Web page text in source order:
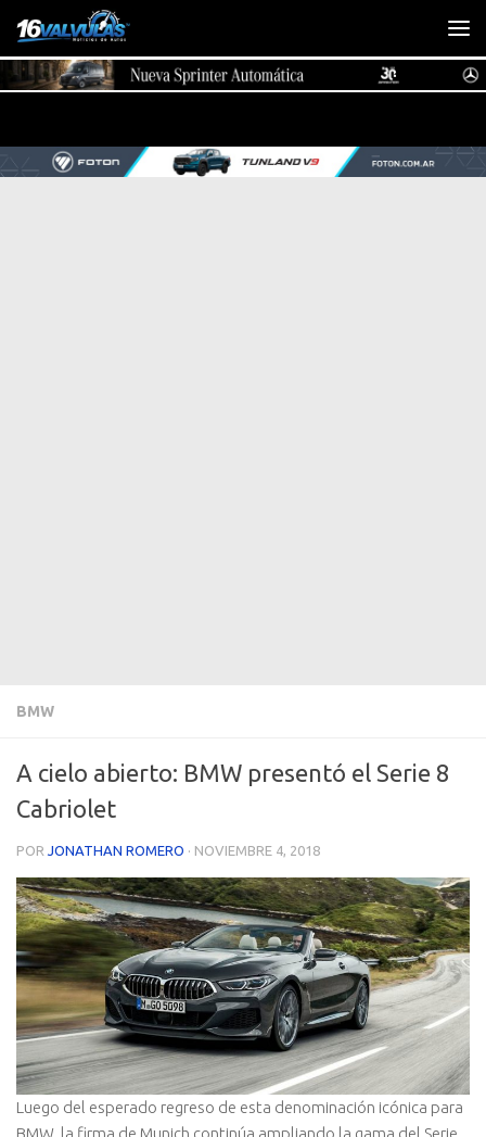
Saltar al contenido
BMW
A cielo abierto: BMW presentó el Serie 8
Cabriolet
POR JONATHAN ROMERO · NOVIEMBRE 4, 2018
Luego del esperado regreso de esta denominación icónica para